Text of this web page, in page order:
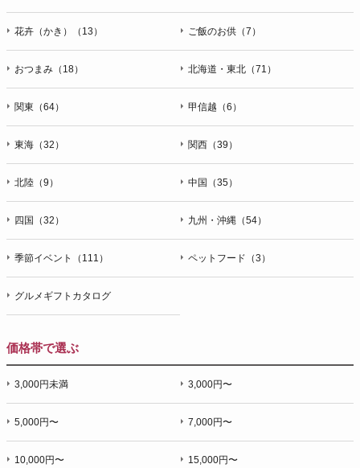
花卉（かき）（13） ご飯のお供（7）
おつまみ（18） 北海道・東北（71）
関東（64） 甲信越（6）
東海（32） 関西（39）
北陸（9） 中国（35）
四国（32） 九州・沖縄（54）
季節イベント（111） ペットフード（3）
グルメギフトカタログ
価格帯で選ぶ
3,000円未満 3,000円〜
5,000円〜 7,000円〜
10,000円〜 15,000円〜